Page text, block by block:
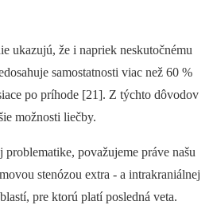
ukazujú, že i napriek neskutočnému
samostatnosti viac než 60 %
po príhode [21]. Z týchto dôvodov
možnosti liečby.
považujeme práve našu
stenózou extra -⁠ a intrakraniálnej
pre ktorú platí posledná veta.